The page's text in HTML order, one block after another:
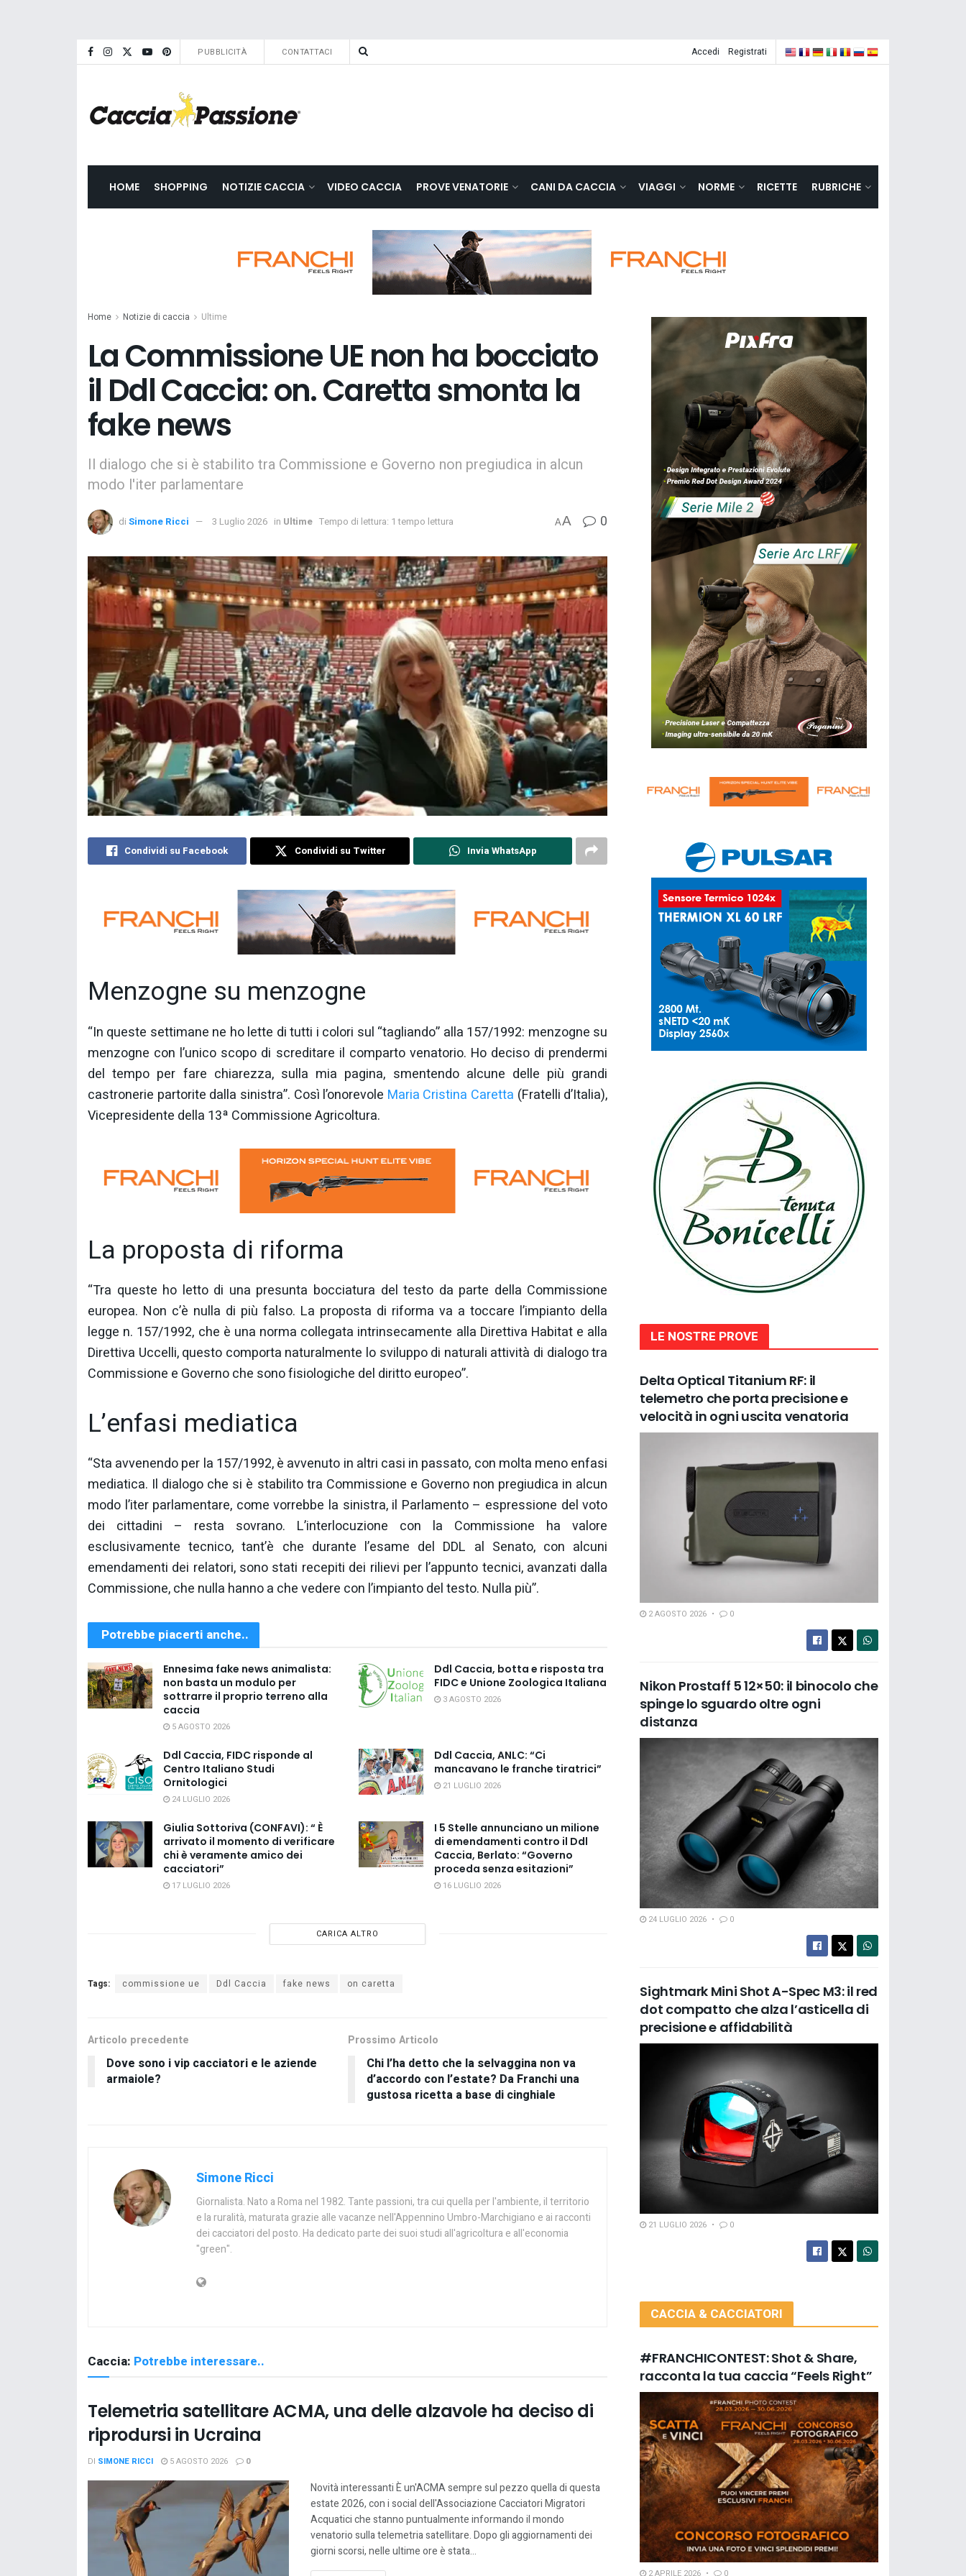
PUBBLICITÀ CONTATTACI Accedi Registrati
HOME SHOPPING NOTIZIE CACCIA VIDEO CACCIA PROVE VENATORIE CANI DA CACCIA VIAGGI NORME RICETTE RUBRICHE
Home Notizie di caccia Ultime
La Commissione UE non ha bocciato
il Ddl Caccia: on. Caretta smonta la
fake news
Il dialogo che si è stabilito tra Commissione e Governo non pregiudica in alcun
modo l'iter parlamentare
di Simone Ricci 3 Luglio 2026 in Ultime Tempo di lettura: 1 tempo lettura AA 0
Condividi su Facebook Condividi su Twitter Invia WhatsApp
Menzogne su menzogne
“In queste settimane ne ho lette di tutti i colori sul “tagliando” alla 157/1992: menzogne su
menzogne con l’unico scopo di screditare il comparto venatorio. Ho deciso di prendermi
del tempo per fare chiarezza, sulla mia pagina, smentendo alcune delle più grandi
castronerie partorite dalla sinistra”. Così l’onorevole Maria Cristina Caretta (Fratelli d’Italia),
Vicepresidente della 13ª Commissione Agricoltura.
La proposta di riforma
“Tra queste ho letto di una presunta bocciatura del testo da parte della Commissione
europea. Non c’è nulla di più falso. La proposta di riforma va a toccare l’impianto della
legge n. 157/1992, che è una norma collegata intrinsecamente alla Direttiva Habitat e alla
Direttiva Uccelli, questo comporta naturalmente lo sviluppo di naturali attività di dialogo tra
Commissione e Governo che sono fisiologiche del diritto europeo”.
L’enfasi mediatica
“Sta avvenendo per la 157/1992, è avvenuto in altri casi in passato, con molta meno enfasi
mediatica. Il dialogo che si è stabilito tra Commissione e Governo non pregiudica in alcun
modo l’iter parlamentare, come vorrebbe la sinistra, il Parlamento – espressione del voto
dei cittadini – resta sovrano. L’interlocuzione con la Commissione ha valore
esclusivamente tecnico, tant’è che durante l’esame del DDL al Senato, con alcuni
emendamenti dei relatori, sono stati recepiti dei rilievi per l’appunto tecnici, avanzati dalla
Commissione, che nulla hanno a che vedere con l’impianto del testo. Nulla più”.
Potrebbe piacerti anche..
Ennesima fake news animalista:
non basta un modulo per
sottrarre il proprio terreno alla
caccia
5 AGOSTO 2026
Ddl Caccia, botta e risposta tra
FIDC e Unione Zoologica Italiana
3 AGOSTO 2026
Ddl Caccia, FIDC risponde al
Centro Italiano Studi
Ornitologici
24 LUGLIO 2026
Ddl Caccia, ANLC: “Ci
mancavano le franche tiratrici”
21 LUGLIO 2026
Giulia Sottoriva (CONFAVI): “ È
arrivato il momento di verificare
chi è veramente amico dei
cacciatori”
17 LUGLIO 2026
I 5 Stelle annunciano un milione
di emendamenti contro il Ddl
Caccia, Berlato: “Governo
proceda senza esitazioni”
16 LUGLIO 2026
CARICA ALTRO
Tags: commissione ue Ddl Caccia fake news on caretta
Articolo precedente
Dove sono i vip cacciatori e le aziende
armaiole?
Prossimo Articolo
Chi l’ha detto che la selvaggina non va
d’accordo con l’estate? Da Franchi una
gustosa ricetta a base di cinghiale
Simone Ricci
Giornalista. Nato a Roma nel 1982. Tante passioni, tra cui quella per l'ambiente, il territorio
e la ruralità, maturata grazie alle vacanze nell'Appennino Umbro-Marchigiano e ai racconti
dei cacciatori del posto. Ha dedicato parte dei suoi studi all'agricoltura e all'economia
"green".
Caccia: Potrebbe interessare..
Telemetria satellitare ACMA, una delle alzavole ha deciso di
riprodursi in Ucraina
DI SIMONE RICCI 5 AGOSTO 2026 0
Novità interessanti È un'ACMA sempre sul pezzo quella di questa
estate 2026, con i social dell'Associazione Cacciatori Migratori
Acquatici che stanno puntualmente informando il mondo
venatorio sulla telemetria satellitare. Dopo gli aggiornamenti dei
giorni scorsi, nelle ultime ore è stata...
LE NOSTRE PROVE
Delta Optical Titanium RF: il
telemetro che porta precisione e
velocità in ogni uscita venatoria
2 AGOSTO 2026 0
Nikon Prostaff 5 12×50: il binocolo che
spinge lo sguardo oltre ogni
distanza
24 LUGLIO 2026 0
Sightmark Mini Shot A-Spec M3: il red
dot compatto che alza l’asticella di
precisione e affidabilità
21 LUGLIO 2026 0
CACCIA & CACCIATORI
#FRANCHICONTEST: Shot & Share,
racconta la tua caccia “Feels Right”
2 APRILE 2026 0